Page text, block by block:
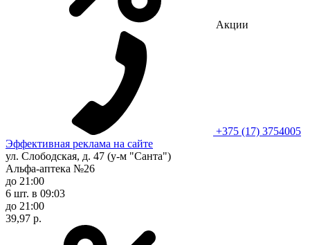
Акции
+375 (17) 3754005
Эффективная реклама на сайте
ул. Слободская, д. 47 (у-м "Санта")
Альфа-аптека №26
до 21:00
6 шт. в 09:03
до 21:00
39,97 р.